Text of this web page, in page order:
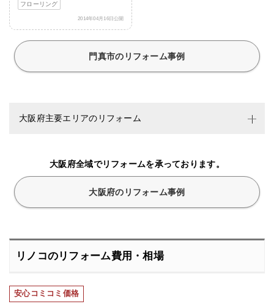
フローリング
2014年04月16日公開
門真市のリフォーム事例
大阪府主要エリアのリフォーム
大阪府全域でリフォームを承っております。
大阪府のリフォーム事例
リノコのリフォーム費用・相場
安心コミコミ価格